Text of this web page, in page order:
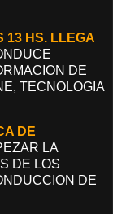
13 HS. LLEGA
DE
TECNOLOGIA
DE
LA
DE LOS
DE